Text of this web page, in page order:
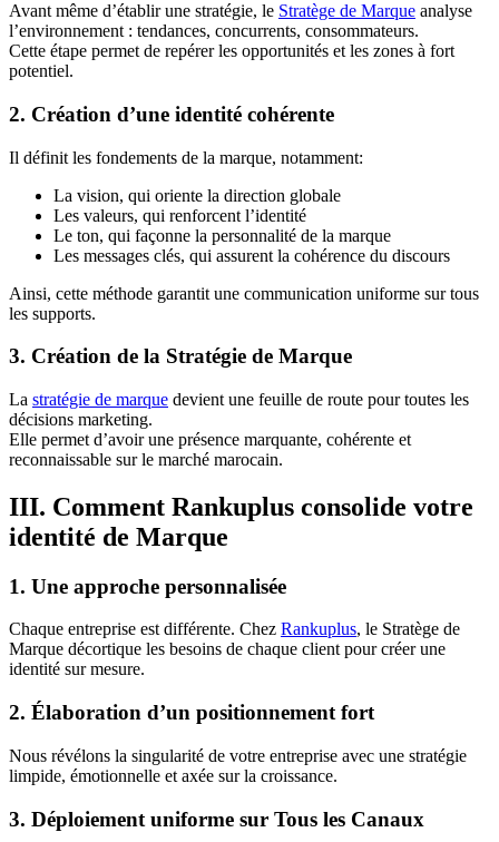
Avant même d’établir une stratégie, le Stratège de Marque analyse
l’environnement : tendances, concurrents, consommateurs.
Cette étape permet de repérer les opportunités et les zones à fort
potentiel.
2. Création d’une identité cohérente
Il définit les fondements de la marque, notamment:
La vision, qui oriente la direction globale
Les valeurs, qui renforcent l’identité
Le ton, qui façonne la personnalité de la marque
Les messages clés, qui assurent la cohérence du discours
Ainsi, cette méthode garantit une communication uniforme sur tous
les supports.
3. Création de la Stratégie de Marque
La stratégie de marque devient une feuille de route pour toutes les
décisions marketing.
Elle permet d’avoir une présence marquante, cohérente et
reconnaissable sur le marché marocain.
III. Comment Rankuplus consolide votre
identité de Marque
1. Une approche personnalisée
Chaque entreprise est différente. Chez Rankuplus, le Stratège de
Marque décortique les besoins de chaque client pour créer une
identité sur mesure.
2. Élaboration d’un positionnement fort
Nous révélons la singularité de votre entreprise avec une stratégie
limpide, émotionnelle et axée sur la croissance.
3. Déploiement uniforme sur Tous les Canaux